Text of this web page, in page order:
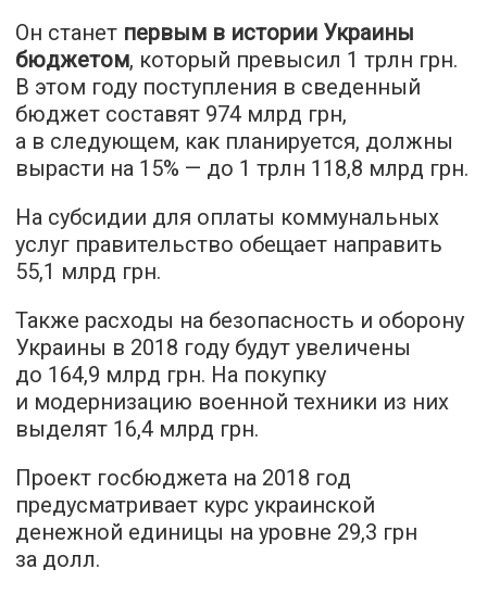
Он станет первым в истории Украины
бюджетом, который превысил 1 трлн грн.
В этом году поступления в сведенный
бюджет составят 974 млрд грн,
а в следующем, как планируется, должны
вырасти на 15% — до 1 трлн 118,8 млрд грн.
На субсидии для оплаты коммунальных
услуг правительство обещает направить
55,1 млрд грн.
Также расходы на безопасность и оборону
Украины в 2018 году будут увеличены
до 164,9 млрд грн. На покупку
и модернизацию военной техники из них
выделят 16,4 млрд грн.
Проект госбюджета на 2018 год
предусматривает курс украинской
денежной единицы на уровне 29,3 грн
за долл.